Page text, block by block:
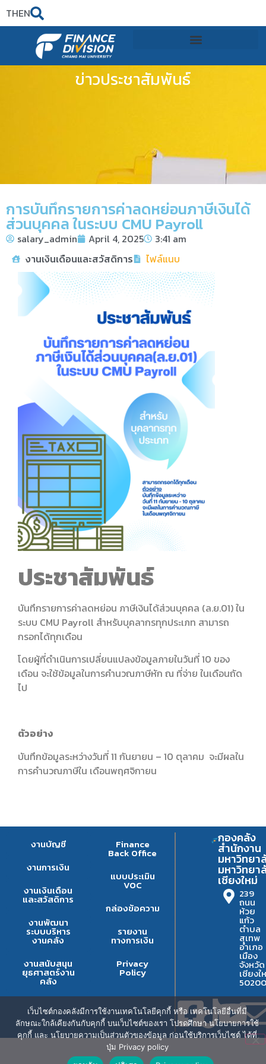
THEN
ข่าวประชาสัมพันธ์
การบันทึกรายการค่าลดหย่อนภาษีเงินได้
ส่วนบุคคล ในระบบ CMU Payroll
salary_admin April 4, 2025
3:41 am
งานเงินเดือนและสวัสดิการ
ไฟล์แนบ
ประชาสัมพันธ์
บันทึกรายการค่าลดหย่อน ภาษีเงินได้ส่วนบุคคล (ล.ย.01) ใน
ระบบ CMU Payroll สำหรับบุคลากรทุกประเภท สามารถ
กรอกได้ทุกเดือน
โดยผู้ที่ดำเนินการเปลี่ยนแปลงข้อมูลภายในวันที่ 10 ของ
เดือน จะใช้ข้อมูลในการคำนวณภาษีหัก ณ ที่จ่าย ในเดือนถัด
ไป
ตัวอย่าง
บันทึกข้อมูลระหว่างวันที่ 11 กันยายน – 10 ตุลาคม จะมีผลใน
การคำนวณภาษีใน เดือนพฤศจิกายน
งานบัญชี
งานการเงิน
งานเงินเดือน
และสวัสดิการ
งานพัฒนา
ระบบบริหาร
งานคลัง
งานสนับสนุน
ยุธศาสตร์งาน
คลัง
Finance
Back Office
แบบประเมิน
VOC
กล่องข้อความ
รายงาน
ทางการเงิน
Privacy
Policy
กองคลัง
สำนักงาน
มหาวิทยา
มหาวิทยา
เชียงใหม่
239
ถนน
ห้วย
แก้ว
ตำบล
สุเทพ
อำเภอ
เมือง
จังหวัด
เชียงใ
50200
เว็บไซต์กองคลังมีการใช้งานเทคโนโลยีคุกกี้ หรือ เทคโนโลยีอื่นที่มี
ลักษณะใกล้เคียงกันกับคุกกี้ บนเว็บไซต์ของเรา โปรดศึกษา นโยบายการใช้
คุกกี้ และ นโยบายความเป็นส่วนตัวของข้อมูล ก่อนใช้บริการเว็บไซต์ ได้ที่
ปุ่ม Privacy policy